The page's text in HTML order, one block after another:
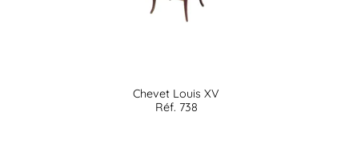
Chevet Louis XV
Réf. 738